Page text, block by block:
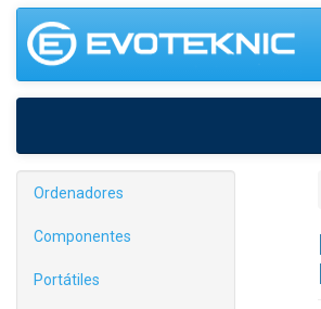
Ordenadores
Componentes
Portátiles